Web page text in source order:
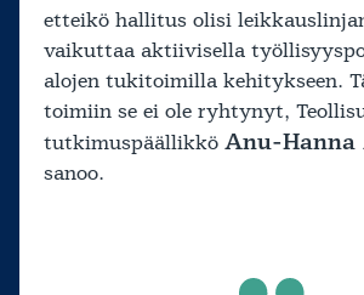
etteikö hallitus olisi
vaikuttaa aktiivisella
alojen tukitoimilla kehitykseen.
toimiin se ei ole ryhtynyt,
tutkimuspäällikkö Anu-
sanoo.